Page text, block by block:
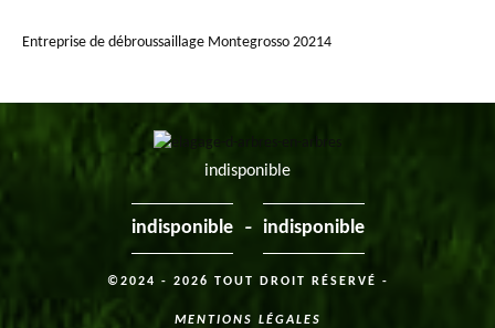
Entreprise de débroussaillage Montegrosso 20214
indisponible
indisponible - indisponible
©2024 - 2026 TOUT DROIT RÉSERVÉ -
MENTIONS LÉGALES